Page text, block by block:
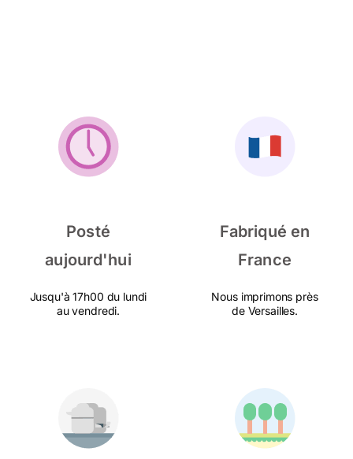
Posté
aujourd'hui
Jusqu'à 17h00 du lundi
au vendredi.
Fabriqué en
France
Nous imprimons près
de Versailles.